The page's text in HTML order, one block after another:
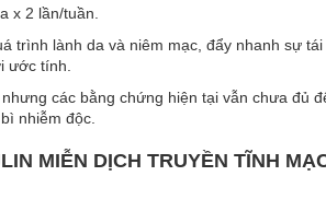
x 2 lần/tuần.
trình lành da và niêm mạc, đẩy nhanh sự tái
ước tính.
nhưng các bằng chứng hiện tại vẫn chưa đủ
nhiễm độc.
MIỄN DỊCH TRUYỀN TĨNH